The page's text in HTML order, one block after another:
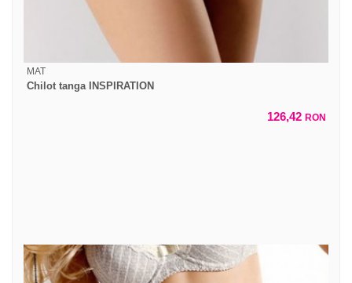
MAT
Chilot tanga INSPIRATION
126,42 RON